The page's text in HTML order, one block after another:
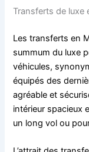
Transferts de luxe
Les transferts en
summum du luxe
véhicules,
équipés des
agréable et
intérieur spacieux
un long vol ou